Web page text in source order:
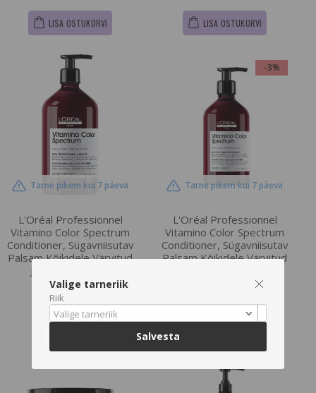
LISA OSTUKORVI LISA OSTUKORVI
Tarne pikem kui 7 päeva
L'Oréal Professionnel
Vitamino Color Spectrum
Conditioner, Sügavniisutav
Palsam Kõikidele Värvitud
-3%
Tarne pikem kui 7 päeva
L'Oréal Professionnel
Vitamino Color Spectrum
Conditioner, Sügavniisutav
Palsam Kõikidele Värvitud
€48.98
Valige tarneriik
Riik
Valige tarneriik
Salvesta